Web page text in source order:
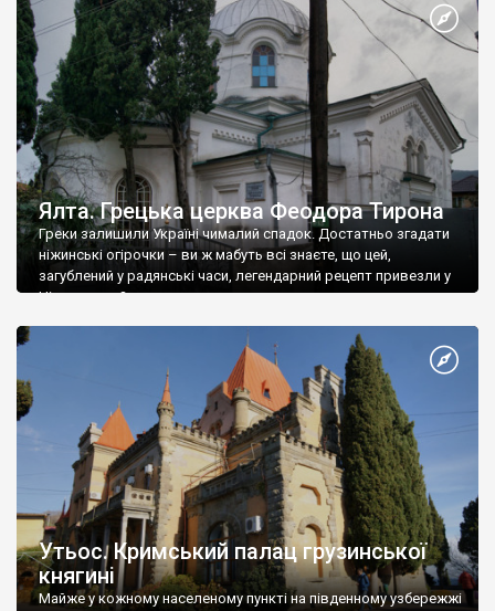
Ялта. Грецька церква Феодора Тирона
Греки залишили Україні чималий спадок. Достатньо згадати
ніжинські огірочки – ви ж мабуть всі знаєте, що цей,
загублений у радянські часи, легендарний рецепт привезли у
Ніжин греки?
Утьос. Кримський палац грузинської
княгині
Майже у кожному населеному пункті на південному узбережжі